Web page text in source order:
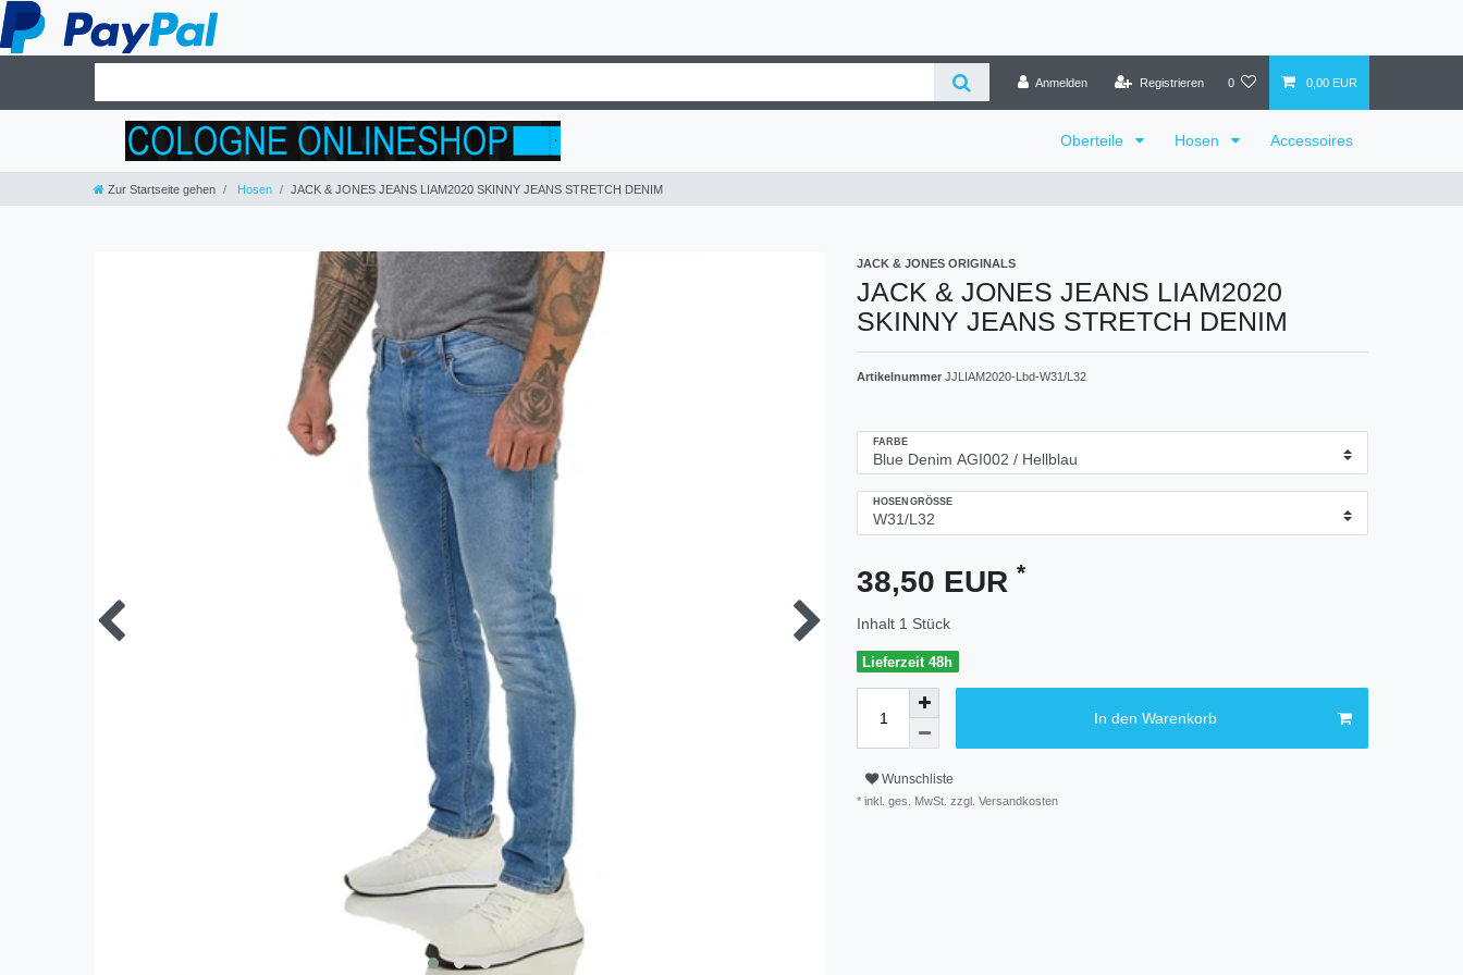
Anmelden Registrieren 0 0,00 EUR
Oberteile Hosen Accessoires
Zur Startseite gehen Hosen JACK & JONES JEANS LIAM2020 SKINNY JEANS STRETCH DENIM
JACK & JONES ORIGINALS
JACK & JONES JEANS LIAM2020
SKINNY JEANS STRETCH DENIM
Artikelnummer JJLIAM2020-Lbd-W31/L32
FARBE
HOSENGRÖSSE
38,50 EUR *
Inhalt 1 Stück
Lieferzeit 48h
In den Warenkorb
Wunschliste
* inkl. ges. MwSt. zzgl. Versandkosten